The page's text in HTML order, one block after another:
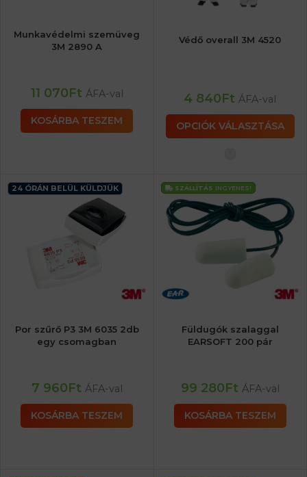
Munkavédelmi szemüveg
3M 2890 A
11 070Ft ÁFA-val
KOSÁRBA TESZEM
Védő overall 3M 4520
4 840Ft ÁFA-val
OPCIÓK VÁLASZTÁSA
24 ÓRÁN BELÜL KÜLDJÜK
Por szűrő P3 3M 6035 2db
egy csomagban
7 960Ft ÁFA-val
KOSÁRBA TESZEM
SZÁLLÍTÁS INGYENES!
Füldugók szalaggal
EARSOFT 200 pár
99 280Ft ÁFA-val
KOSÁRBA TESZEM